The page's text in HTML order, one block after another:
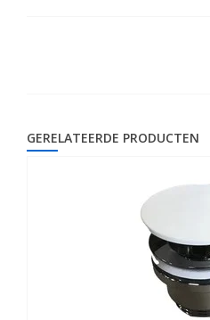
GERELATEERDE PRODUCTEN